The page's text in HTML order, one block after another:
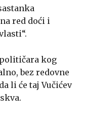
red doći i
kog
bez redovne
li će taj Vučićev